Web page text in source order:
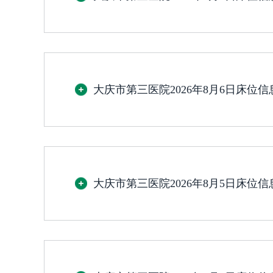
大庆市第三医院2026年8月6日床位信
大庆市第三医院2026年8月5日床位信